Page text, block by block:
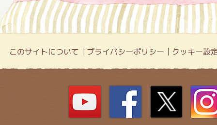
このサイトについて プライバシーポリシー クッキー設